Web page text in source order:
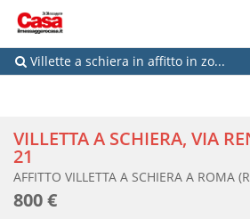
Villette a schiera in affitto in zo...
VILLETTA A SCHIERA, VIA
21
AFFITTO VILLETTA A SCHIERA A ROMA
800 €